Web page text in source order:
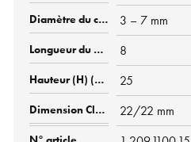
3 – 7 mm
8
25
22/22 mm